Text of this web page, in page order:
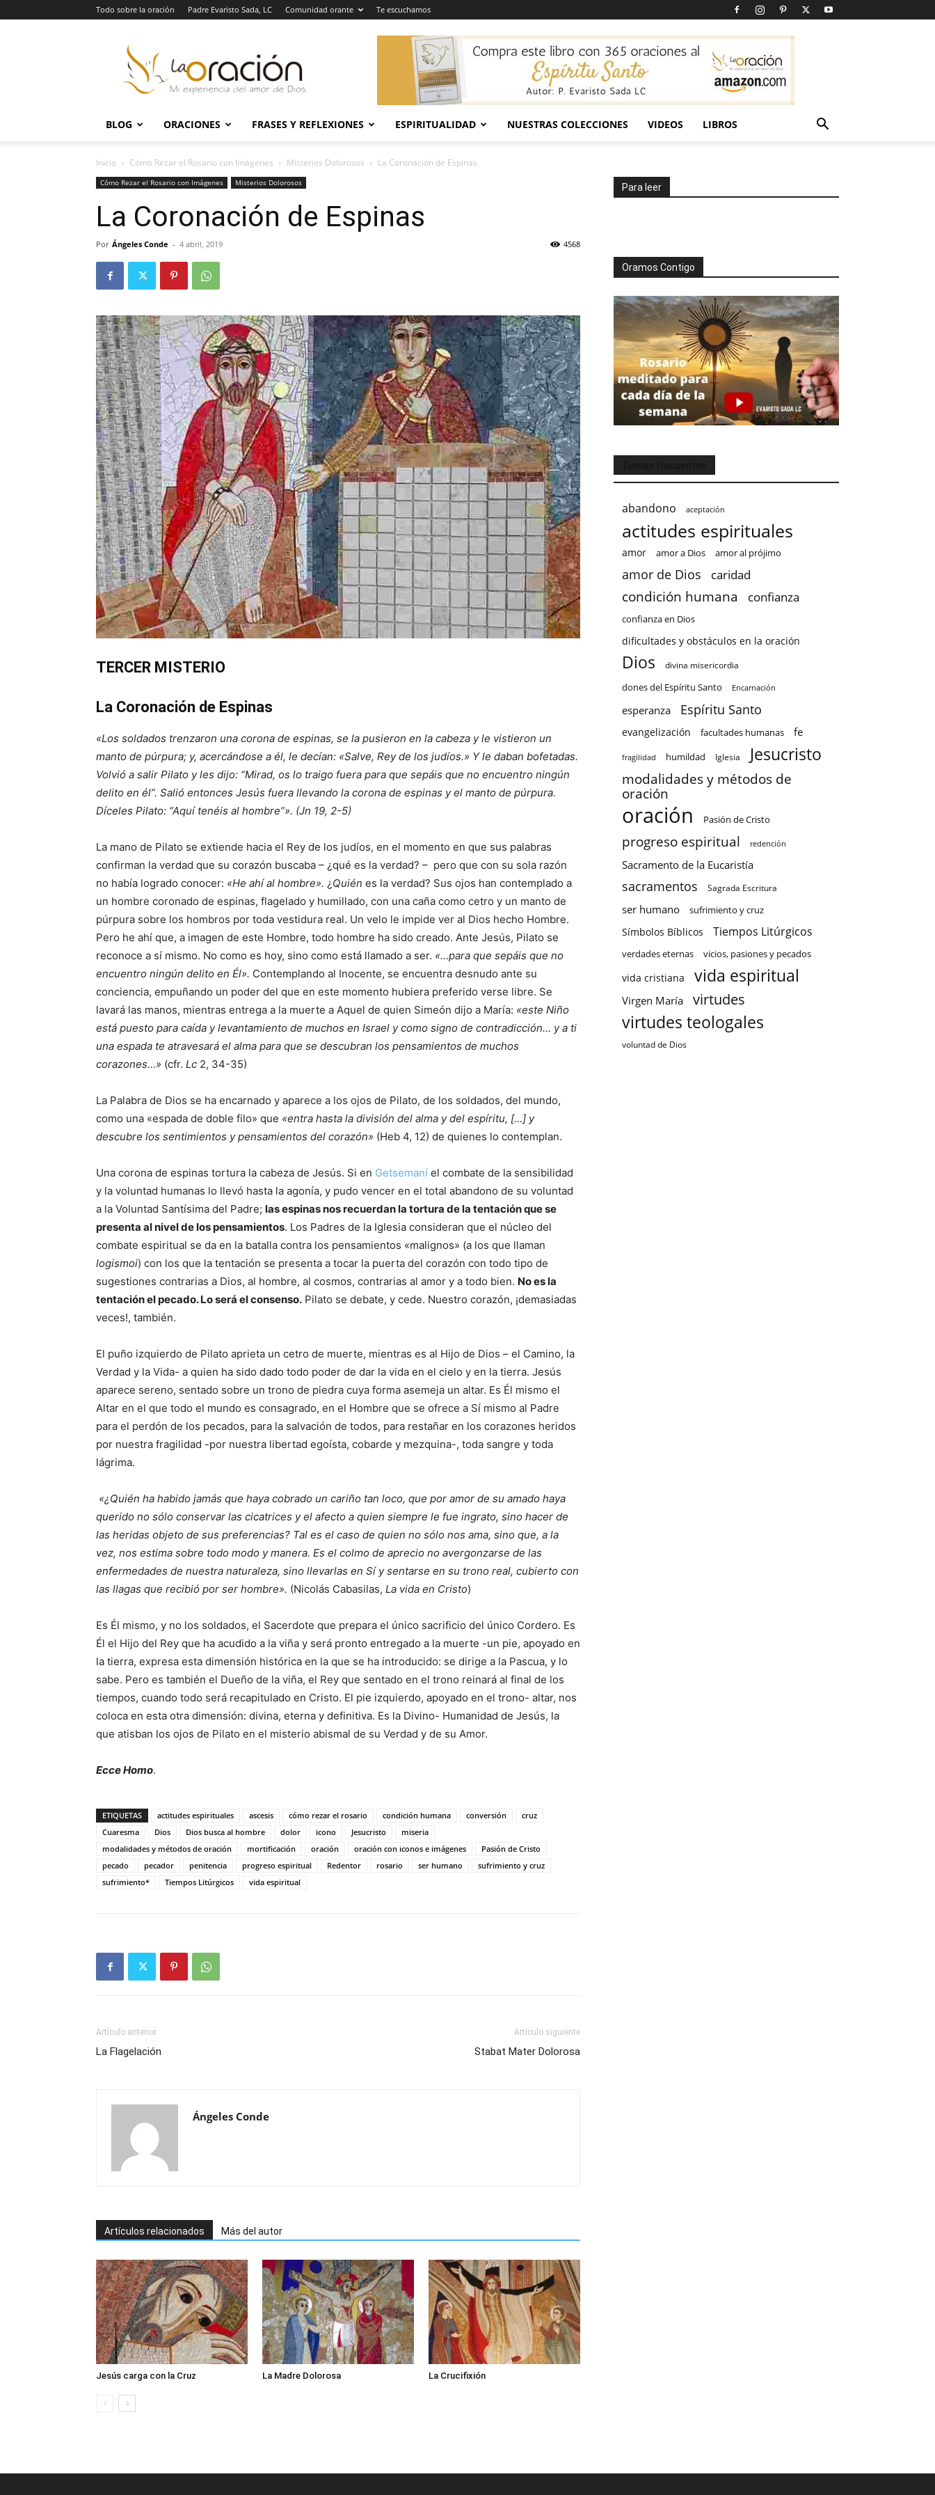
Todo sobre la oración Padre Evaristo Sada, LC Comunidad orante Te escuchamos
Oración
BLOG ORACIONES FRASES Y REFLEXIONES ESPIRITUALIDAD NUESTRAS COLECCIONES VIDEOS LIBROS
Inicio Cómo Rezar el Rosario con Imágenes Misterios Dolorosos La Coronación de Espinas
Cómo Rezar el Rosario con Imágenes Misterios Dolorosos
La Coronación de Espinas
Por Ángeles Conde - 4 abril, 2019 4568
TERCER MISTERIO
La Coronación de Espinas
«Los soldados trenzaron una corona de espinas, se la pusieron en la cabeza y le vistieron un
manto de púrpura; y, acercándose a él, le decían: «Salve, Rey de los judíos.» Y le daban bofetadas.
Volvió a salir Pilato y les dijo: “Mirad, os lo traigo fuera para que sepáis que no encuentro ningún
delito en él”. Salió entonces Jesús fuera llevando la corona de espinas y el manto de púrpura.
Díceles Pilato: “Aquí tenéis al hombre”». (Jn 19, 2-5)
La mano de Pilato se extiende hacia el Rey de los judíos, en el momento en que sus palabras
confirman la verdad que su corazón buscaba – ¿qué es la verdad? – pero que con su sola razón
no había logrado conocer: «He ahí al hombre». ¿ Quién es la verdad? Sus ojos han contemplado a
un hombre coronado de espinas, flagelado y humillado, con una caña como cetro y un manto de
púrpura sobre los hombros por toda vestidura real. Un velo le impide ver al Dios hecho Hombre.
Pero he ahí que, a imagen de este Hombre, todo hombre ha sido creado. Ante Jesús, Pilato se
reconoce a sí mismo. No como es hoy, sino como está llamado a ser. «…para que sepáis que no
encuentro ningún delito en Él». Contemplando al Inocente, se encuentra desnudo ante su
conciencia, empuñando un poder del que en este momento hubiera preferido verse libre. Se
lavará las manos, mientras entrega a la muerte a Aquel de quien Simeón dijo a María: «este Niño
está puesto para caída y levantamiento de muchos en Israel y como signo de contradicción… y a ti
una espada te atravesará el alma para que se descubran los pensamientos de muchos
corazones…» (cfr. Lc 2, 34-35)
La Palabra de Dios se ha encarnado y aparece a los ojos de Pilato, de los soldados, del mundo,
como una «espada de doble filo» que «entra hasta la división del alma y del espíritu, […] y
descubre los sentimientos y pensamientos del corazón» (Heb 4, 12) de quienes lo contemplan.
Una corona de espinas tortura la cabeza de Jesús. Si en Getsemaní el combate de la sensibilidad
y la voluntad humanas lo llevó hasta la agonía, y pudo vencer en el total abandono de su voluntad
a la Voluntad Santísima del Padre; las espinas nos recuerdan la tortura de la tentación que se
presenta al nivel de los pensamientos. Los Padres de la Iglesia consideran que el núcleo del
combate espiritual se da en la batalla contra los pensamientos «malignos» (a los que llaman
logismoi) con los que la tentación se presenta a tocar la puerta del corazón con todo tipo de
sugestiones contrarias a Dios, al hombre, al cosmos, contrarias al amor y a todo bien. No es la
tentación el pecado. Lo será el consenso. Pilato se debate, y cede. Nuestro corazón, ¡demasiadas
veces!, también.
El puño izquierdo de Pilato aprieta un cetro de muerte, mientras es al Hijo de Dios – el Camino, la
Verdad y la Vida- a quien ha sido dado todo poder de dar la vida en el cielo y en la tierra. Jesús
aparece sereno, sentado sobre un trono de piedra cuya forma asemeja un altar. Es Él mismo el
Altar en el que todo el mundo es consagrado, en el Hombre que se ofrece a Sí mismo al Padre
para el perdón de los pecados, para la salvación de todos, para restañar en los corazones heridos
por nuestra fragilidad -por nuestra libertad egoísta, cobarde y mezquina-, toda sangre y toda
lágrima.
«¿Quién ha habido jamás que haya cobrado un cariño tan loco, que por amor de su amado haya
querido no sólo conservar las cicatrices y el afecto a quien siempre le fue ingrato, sino hacer de
las heridas objeto de sus preferencias? Tal es el caso de quien no sólo nos ama, sino que, a la
vez, nos estima sobre todo modo y manera. Es el colmo de aprecio no avergonzarse de las
enfermedades de nuestra naturaleza, sino llevarlas en Sí y sentarse en su trono real, cubierto con
las llagas que recibió por ser hombre». (Nicolás Cabasilas, La vida en Cristo)
Es Él mismo, y no los soldados, el Sacerdote que prepara el único sacrificio del único Cordero. Es
Él el Hijo del Rey que ha acudido a la viña y será pronto entregado a la muerte -un pie, apoyado en
la tierra, expresa esta dimensión histórica en la que se ha introducido: se dirige a la Pascua, y lo
sabe. Pero es también el Dueño de la viña, el Rey que sentado en el trono reinará al final de los
tiempos, cuando todo será recapitulado en Cristo. El pie izquierdo, apoyado en el trono- altar, nos
coloca en esta otra dimensión: divina, eterna y definitiva. Es la Divino- Humanidad de Jesús, la
que atisban los ojos de Pilato en el misterio abismal de su Verdad y de su Amor.
Ecce Homo.
ETIQUETAS actitudes espirituales ascesis cómo rezar el rosario condición humana conversión
cruz
Cuaresma
Dios Dios busca al hombre dolor icono Jesucristo
miseria
modalidades y métodos de oración
mortificación oración oración con iconos e imágenes
Pasión de Cristo
pecado
pecador penitencia progreso espiritual Redentor rosario ser humano
sufrimiento y cruz
sufrimiento*
Tiempos Litúrgicos vida espiritual
Artículo anterior
La Flagelación
Artículo siguiente
Stabat Mater Dolorosa
Ángeles Conde
Artículos relacionados Más del autor
Jesús carga con la Cruz La Madre Dolorosa La Crucifixión
Para leer
Oramos Contigo
abandono aceptación
actitudes espirituales
amor amor a Dios amor al prójimo
amor de Dios caridad
condición humana confianza
confianza en Dios
dificultades y obstáculos en la oración
Dios divina misericordia
dones del Espíritu Santo Encarnación
esperanza Espíritu Santo
evangelización facultades humanas fe
fragilidad humildad Iglesia Jesucristo
modalidades y métodos de
oración
oración Pasión de Cristo
progreso espiritual redención
Sacramento de la Eucaristía
sacramentos Sagrada Escritura
ser humano sufrimiento y cruz
Símbolos Bíblicos Tiempos Litúrgicos
verdades eternas vicios, pasiones y pecados
vida cristiana vida espiritual
Virgen María virtudes
virtudes teologales
voluntad de Dios